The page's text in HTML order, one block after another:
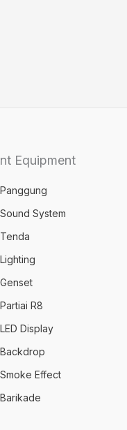
Equipment
Panggung
Sound System
Tenda
Lighting
Genset
Partiai R8
LED Display
Backdrop
Smoke Effect
Barikade